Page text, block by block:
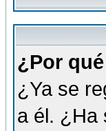
¿Por
¿Ya se
a él. ¿Ha